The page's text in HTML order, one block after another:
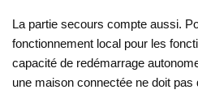
La partie secours compte aussi.
fonctionnement local pour les
capacité de redémarrage
une maison connectée ne doit pas